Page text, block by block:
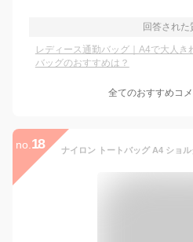
回答された
レディース通勤バッグ｜A4で大人き
バッグのおすすめは？
全てのおすすめコメ
no. 18